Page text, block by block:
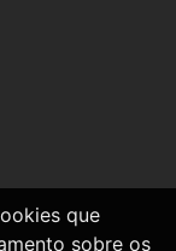
que
sobre os